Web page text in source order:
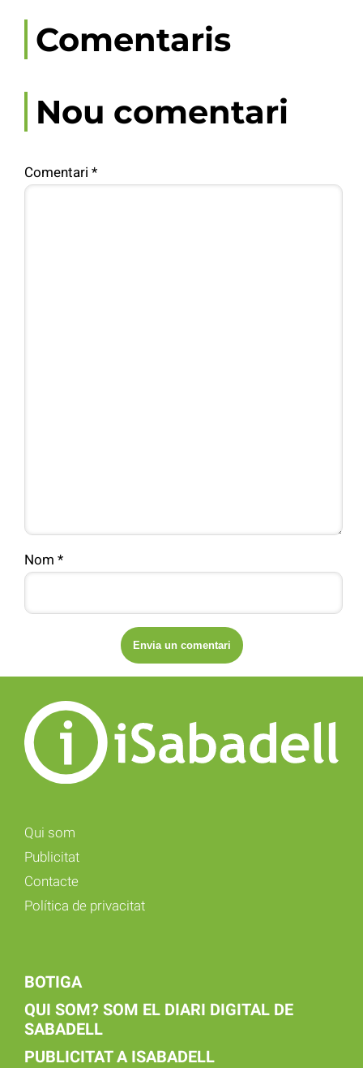
Comentaris
Nou comentari
Comentari *
Nom *
Qui som
Publicitat
Contacte
Política de privacitat
BOTIGA
QUI SOM? SOM EL DIARI DIGITAL DE
SABADELL
PUBLICITAT A ISABADELL